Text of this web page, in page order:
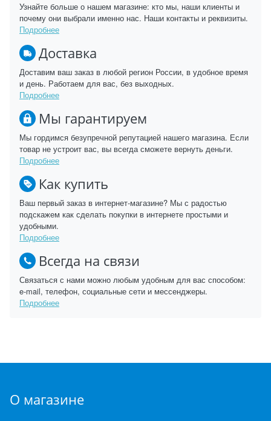
Узнайте больше о нашем магазине: кто мы, наши клиенты и
почему они выбрали именно нас. Наши контакты и реквизиты.
Подробнее
Доставка
Доставим ваш заказ в любой регион России, в удобное время
и день. Работаем для вас, без выходных.
Подробнее
Мы гарантируем
Мы гордимся безупречной репутацией нашего магазина. Если
товар не устроит вас, вы всегда сможете вернуть деньги.
Подробнее
Как купить
Ваш первый заказ в интернет-магазине? Мы с радостью
подскажем как сделать покупки в интернете простыми и
удобными.
Подробнее
Всегда на связи
Связаться с нами можно любым удобным для вас способом:
e-mail, телефон, социальные сети и мессенджеры.
Подробнее
О магазине